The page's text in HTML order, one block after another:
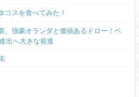
コスを食べてみた！
、強豪オランダと価値あるドロー！ベ
出へ大きな前進